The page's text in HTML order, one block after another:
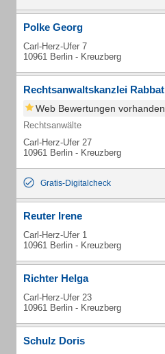
Polke Georg
Carl-Herz-Ufer 7
10961 Berlin - Kreuzberg
Rechtsanwaltskanzlei Rabbat
Web Bewertungen vorhanden
Rechtsanwälte
Carl-Herz-Ufer 27
10961 Berlin - Kreuzberg
Gratis-Digitalcheck
Reuter Irene
Carl-Herz-Ufer 1
10961 Berlin - Kreuzberg
Richter Helga
Carl-Herz-Ufer 23
10961 Berlin - Kreuzberg
Schulz Doris